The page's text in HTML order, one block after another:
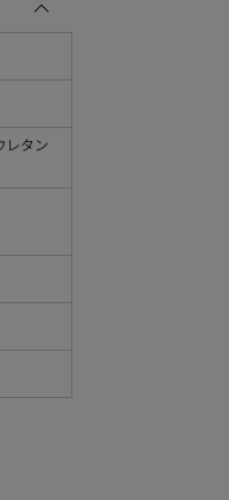
レタン